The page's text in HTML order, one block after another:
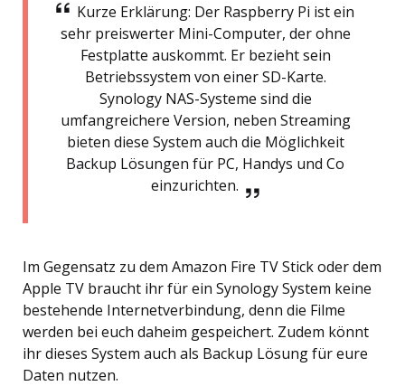
Kurze Erklärung: Der Raspberry Pi ist ein
sehr preiswerter Mini-Computer, der ohne
Festplatte auskommt. Er bezieht sein
Betriebssystem von einer SD-Karte.
Synology NAS-Systeme sind die
umfangreichere Version, neben Streaming
bieten diese System auch die Möglichkeit
Backup Lösungen für PC, Handys und Co
einzurichten.
Im Gegensatz zu dem Amazon Fire TV Stick oder dem
Apple TV braucht ihr für ein Synology System keine
bestehende Internetverbindung, denn die Filme
werden bei euch daheim gespeichert. Zudem könnt
ihr dieses System auch als Backup Lösung für eure
Daten nutzen.